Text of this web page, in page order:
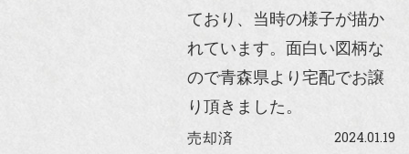
ており、当時の様子が描か
れています。面白い図柄な
ので青森県より宅配でお譲
り頂きました。
売却済 2024.01.19